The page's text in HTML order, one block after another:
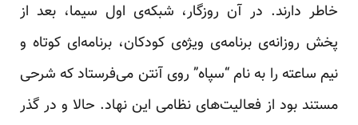
خاطر دارند. در آن روزگار، شبکه‌ی اول سیما، بعد از
پخش روزانه‌ی برنامه‌ی ویژه‌ی کودکان، برنامه‌ای کوتاه و
نیم ساعته را به نام “سپاه” روی آنتن می‌فرستاد که شرحی
مستند بود از فعالیت‌های نظامی این نهاد. حالا و در گذر